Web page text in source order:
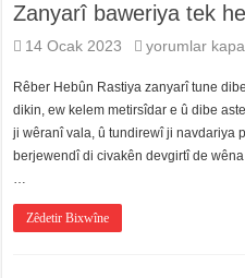
Zanyarî baweriya tek
14 Ocak 2023
Zanyarî
hebûnê
ye
için
yorumlar
Rêber Hebûn Rastiya zanyarî tune
dikin, ew kelem metirsîdar e û dibe
ji wêranî vala, û tundirewî ji navdariya
berjewendî di civakên devgirtî de
…
Zêdetir Bixwîne